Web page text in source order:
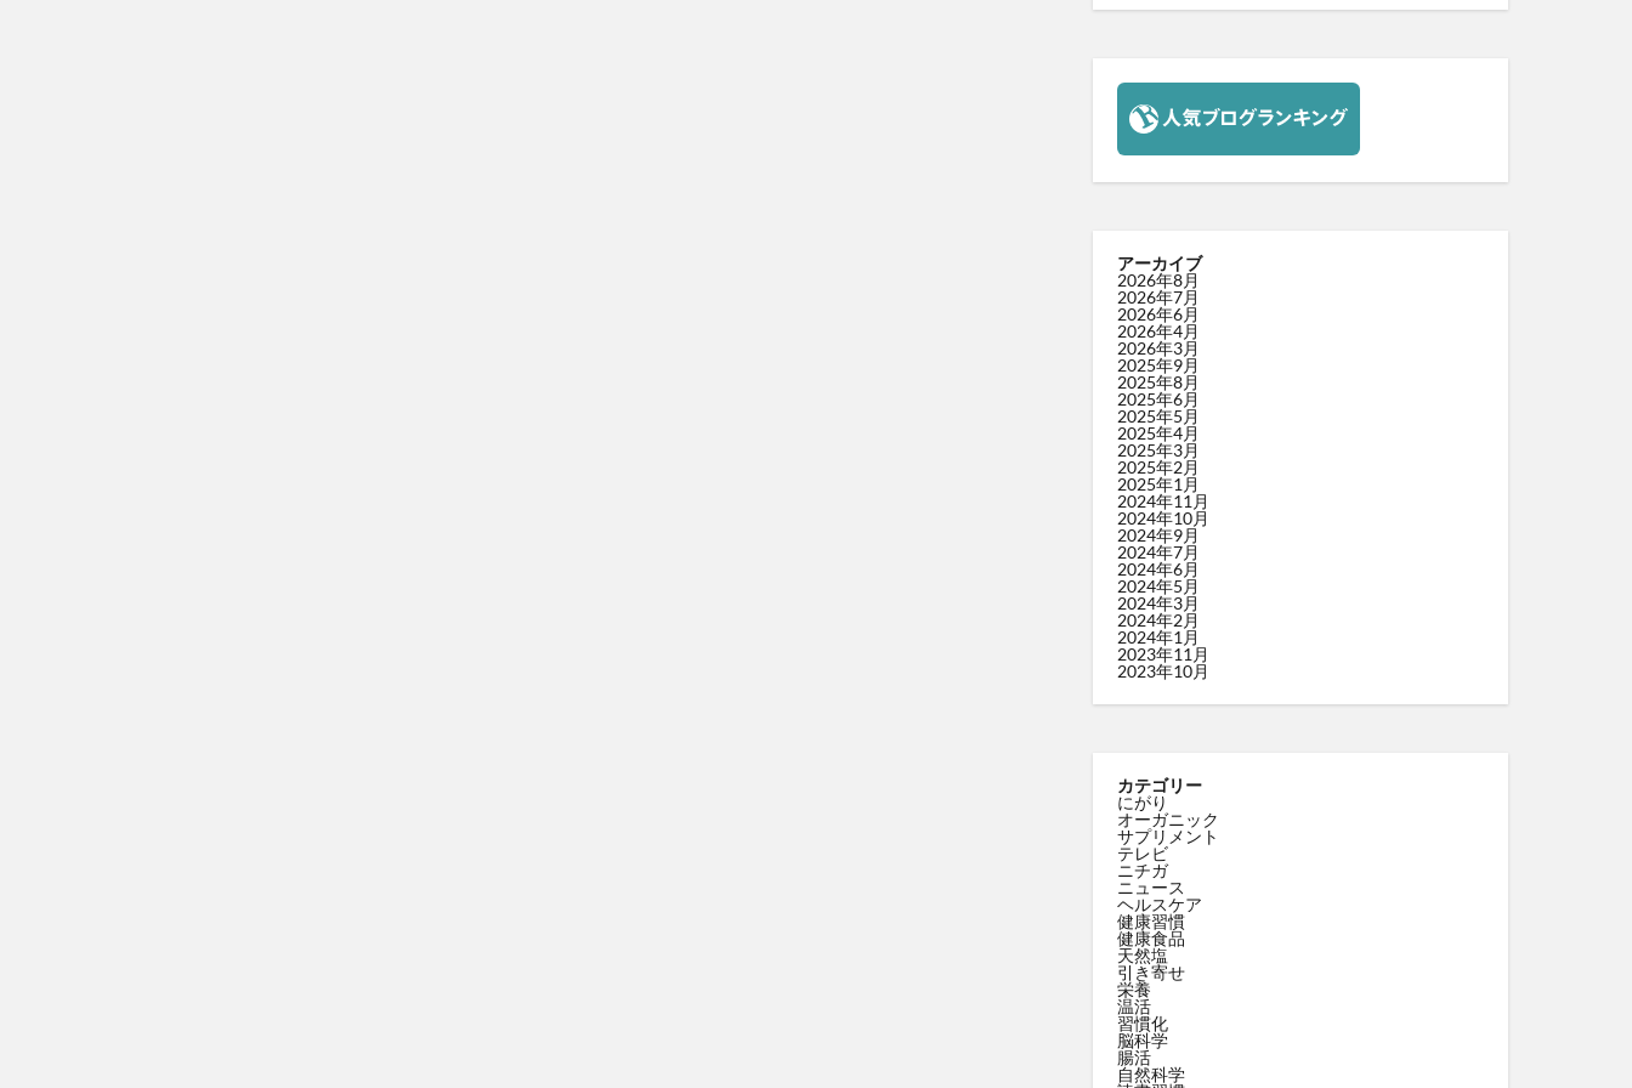
アーカイブ
2026年8月
2026年7月
2026年6月
2026年4月
2026年3月
2025年9月
2025年8月
2025年6月
2025年5月
2025年4月
2025年3月
2025年2月
2025年1月
2024年11月
2024年10月
2024年9月
2024年7月
2024年6月
2024年5月
2024年3月
2024年2月
2024年1月
2023年11月
2023年10月
カテゴリー
にがり
オーガニック
サプリメント
テレビ
ニチガ
ニュース
ヘルスケア
健康習慣
健康食品
天然塩
引き寄せ
栄養
温活
習慣化
脳科学
腸活
自然科学